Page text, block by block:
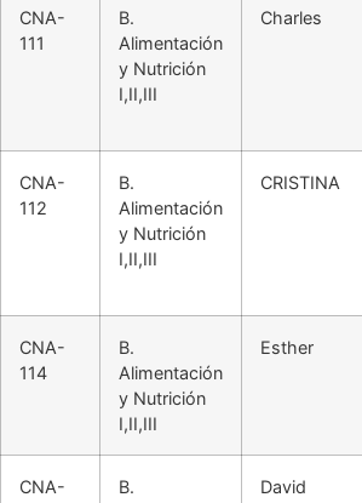
CNA-
111
B.
Alimentación
y Nutrición
I,II,III
Charles
CNA-
112
B.
Alimentación
y Nutrición
I,II,III
CRISTINA
CNA-
114
B.
Alimentación
y Nutrición
I,II,III
Esther
CNA-
B.
David